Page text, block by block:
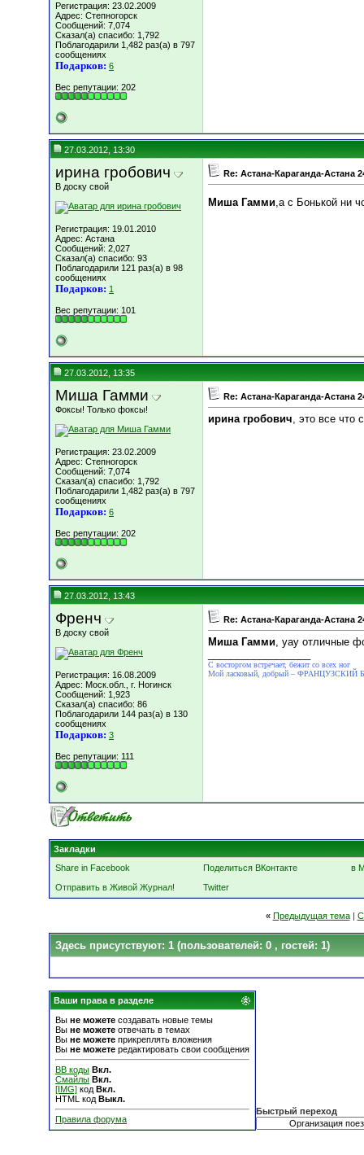
Регистрация: 23.02.2009
Адрес: Степногорск
Сообщений: 7,074
Сказал(а) спасибо: 1,792
Поблагодарили 1,482 раз(а) в 797
сообщениях
Подарков: 6
Вес репутации: 202
27.03.2012, 13:30
ирина гробович
В доску свой
Регистрация: 19.01.2010
Адрес: Астана
Сообщений: 2,027
Сказал(а) спасибо: 93
Поблагодарили 121 раз(а) в 98
сообщениях
Подарков: 1
Вес репутации: 101
Re: Астана-Караганда-Астана
Миша Гамми,а с Бонькой ни
27.03.2012, 13:35
Миша Гамми
Фоксы! Только фоксы!
Регистрация: 23.02.2009
Адрес: Степногорск
Сообщений: 7,074
Сказал(а) спасибо: 1,792
Поблагодарили 1,482 раз(а) в 797
сообщениях
Подарков: 6
Вес репутации: 202
Re: Астана-Караганда-Астана
ирина гробович, это все что
27.03.2012, 13:43
Френч
В доску свой
Регистрация: 16.08.2009
Адрес: Моск.обл., г. Ногинск
Сообщений: 1,923
Сказал(а) спасибо: 86
Поблагодарили 144 раз(а) в 130
сообщениях
Подарков: 3
Вес репутации: 111
Re: Астана-Караганда-Астана
Миша Гамми, уау отличные
С восторгом встречает, бежит со всех ног
Мой ласковый, добрый – ФРАНЦУЗСКИЙ
Закладки
Share in Facebook
Поделиться ВКонтакте
в
Отправить в Живой Журнал!
Twitter
« Предыдущая тема|
Здесь присутствуют: 1 (пользователей: 0 , гостей: 1)
Ваши права в разделе
Вы не можете создавать новые темы
Вы не можете отвечать в темах
Вы не можете прикреплять вложения
Вы не можете редактировать свои сообщения
BB коды Вкл.
Смайлы Вкл.
[IMG] код Вкл.
HTML код Выкл.
Правила форума
Быстрый переход